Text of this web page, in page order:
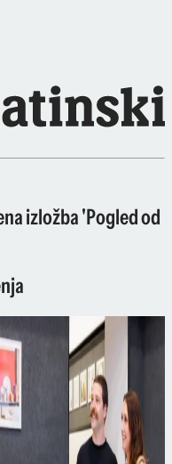
izložba 'Pogled od